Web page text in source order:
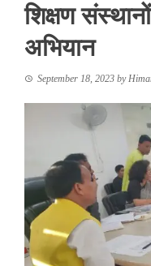
शिक्षण
अभियान
September 18, 2023 by